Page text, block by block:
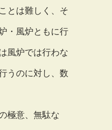
とは難しく、そ
・風炉ともに行
風炉では行わな
うのに対し、数
極意、無駄な